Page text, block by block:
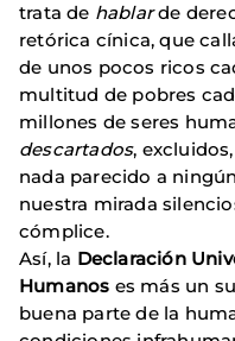
trata de hablarde
retórica cínica, que
de unos pocos ricos
multitud de pobres
millones de seres
descartados,
nada parecido a
nuestra mirada
cómplice.
Así, la Declaración
Humanos es más un
buena parte de la